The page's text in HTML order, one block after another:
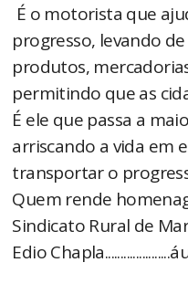
É o motorista que
progresso, levando
produtos,
permitindo que as
É ele que passa a
arriscando a vida em
transportar o
Quem rende
Sindicato Rural de
Edio